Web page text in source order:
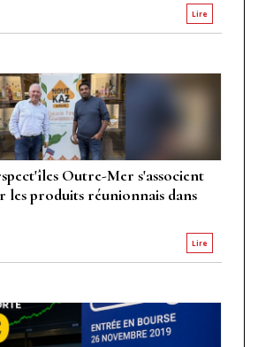
Lire
Outre-Mer s'associent
les produits réunionnais dans
Lire